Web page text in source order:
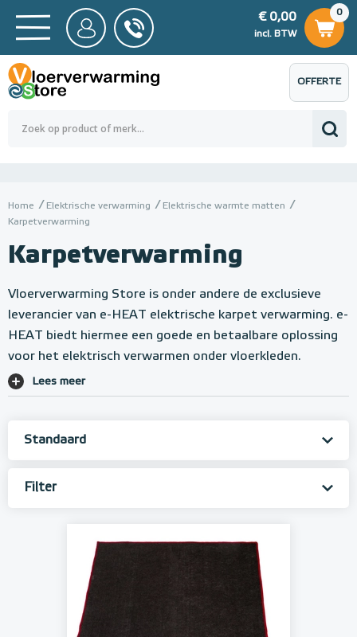
BTW
0,00
0
€ 0,00
incl. BTW
€ 0,00
OFFERTE
AANVRAGEN
Home Elektrische verwarming
Elektrische warmte matten
Karpetverwarming
Karpetverwarming
Vloerverwarming Store is onder andere de exclusieve
leverancier van e-HEAT elektrische karpet verwarming. e-
HEAT biedt hiermee een goede en betaalbare oplossing
voor het elektrisch verwarmen onder vloerkleden.
Lees meer
Filter